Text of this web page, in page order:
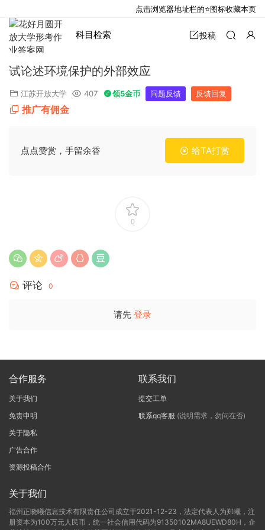
科目检索 投稿
试论述环境保护的外部效应
江苏开放大学 407 领5金币 问题反馈 反馈回复
推广有佣金
点点赞赏，手留余香 给TA打赏
0
评论 0
请先 登录
合作服务
关于我们
免责申明
关于隐私
广告合作
资源投稿合作
联系我们
提交工单
联系qq客服 (说明需求，勿问在否)
关于我们
福州正晓曦信息技术有限责任公司成立于2021-12-23，法定代表人为郑曦，注
册资本为100万元人民币，统一社会信用代码为91350102MA8UEWD80H，企
点击浏览器地址栏的⭐图标收藏本页